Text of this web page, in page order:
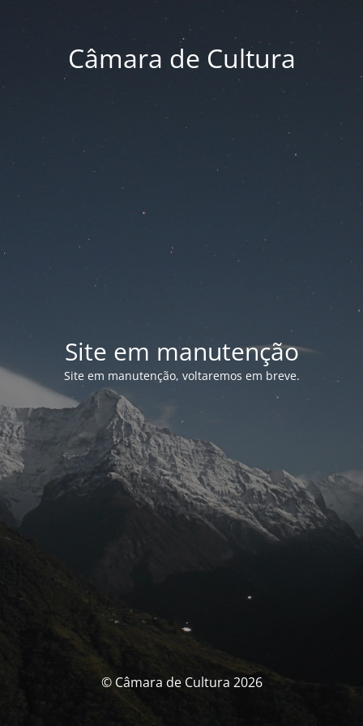
Câmara de Cultura
Site em manutenção
Site em manutenção, voltaremos em breve.
© Câmara de Cultura 2026